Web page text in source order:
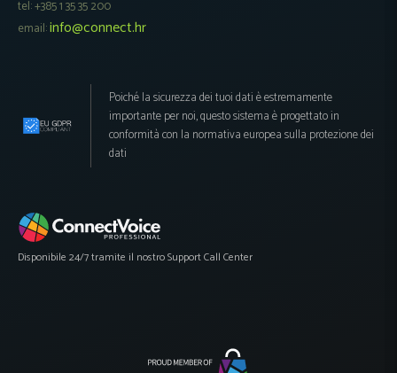
tel: +385 1 35 35 200
email:info@connect.hr
Poiché la sicurezza dei tuoi dati è estremamente
importante per noi, questo sistema è progettato in
conformità con la normativa europea sulla protezione dei
dati
Disponibile 24/7 tramite il nostro Support Call Center